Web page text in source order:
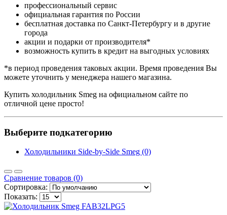
профессиональный сервис
официальная гарантия по России
бесплатная доставка по Санкт-Петербургу и в другие
города
акции и подарки от производителя*
возможность купить в кредит на выгодных условиях
*в период проведения таковых акции. Время проведения Вы
можете уточнить у менеджера нашего магазина.
Купить холодильник Smeg на официальном сайте по
отличной цене просто!
Выберите подкатегорию
Холодильники Side-by-Side Smeg (0)
Сравнение товаров (0)
Сортировка:
Показать: